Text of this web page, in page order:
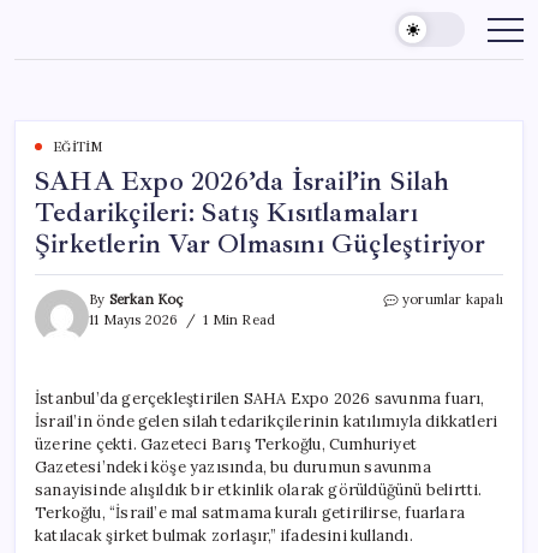
content
EĞITIM
SAHA Expo 2026’da İsrail’in Silah
Tedarikçileri: Satış Kısıtlamaları
Şirketlerin Var Olmasını Güçleştiriyor
By Serkan Koç
11 Mayıs 2026
1 Min Read
SAHA
Tedarikçileri:
Satış
Kısıtlamaları
Şirketlerin
Var
Olmasını
Güçleştiriyor
için
yorumlar kapalı
İstanbul’da gerçekleştirilen SAHA Expo 2026 savunma fuarı,
İsrail’in önde gelen silah tedarikçilerinin katılımıyla dikkatleri
üzerine çekti. Gazeteci Barış Terkoğlu, Cumhuriyet
Gazetesi’ndeki köşe yazısında, bu durumun savunma
sanayisinde alışıldık bir etkinlik olarak görüldüğünü belirtti.
Terkoğlu, “İsrail’e mal satmama kuralı getirilirse, fuarlara
katılacak şirket bulmak zorlaşır,” ifadesini kullandı.